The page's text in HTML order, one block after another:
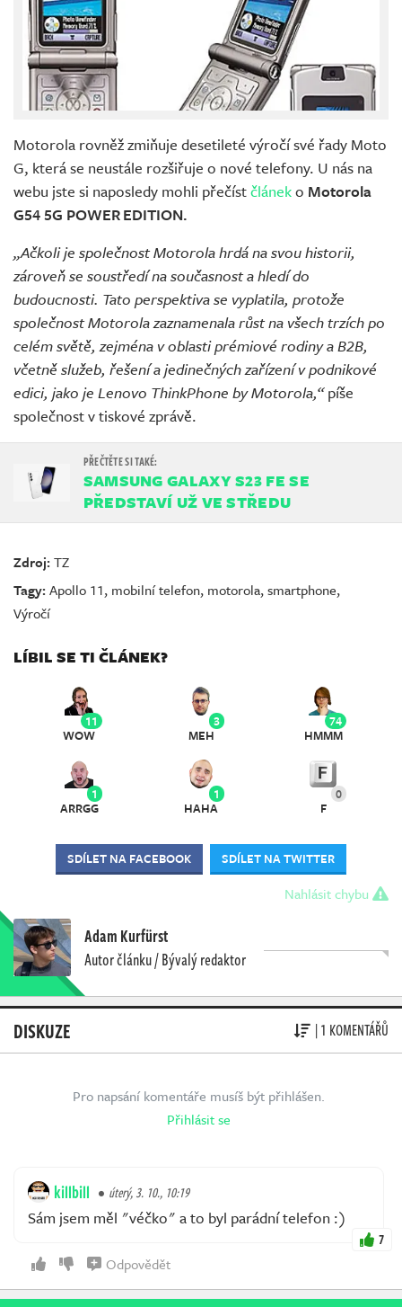
Motorola rovněž zmiňuje desetileté výročí své řady Moto
G, která se neustále rozšiřuje o nové telefony. U nás na
webu jste si naposledy mohli přečístčláneko Motorola
G54 5G POWER EDITION.
„Ačkoli je společnost Motorola hrdá na svou historii,
zároveň se soustředí na současnost a hledí do
budoucnosti. Tato perspektiva se vyplatila, protože
společnost Motorola zaznamenala růst na všech trzích po
celém světě, zejména v oblasti prémiové rodiny a B2B,
včetně služeb, řešení a jedinečných zařízení v podnikové
edici, jako je Lenovo ThinkPhone by Motorola,“píše
společnost v tiskové zprávě.
SAMSUNG GALAXY S23 FE SE
PŘEDSTAVÍ UŽ VE STŘEDU
Zdroj:TZ
Tagy:Apollo 11, mobilní telefon, motorola,smartphone,
Výročí
LÍBIL SE TI ČLÁNEK?
11
WOW
3
MEH
74
HMMM
1
ARRGG
1
HAHA
0
F
SDÍLET NA FACEBOOK SDÍLET NA TWITTER
Nahlásit chybu
Adam Kurfürst
Autor článku / Bývalý redaktor
DISKUZE | 1 KOMENTÁŘŮ
Pro napsání komentáře musíš být přihlášen.
Přihlásit se
killbill úterý, 3. 10., 10:19
Sám jsem měl "véčko" a to byl parádní telefon :)
7
Odpovědět